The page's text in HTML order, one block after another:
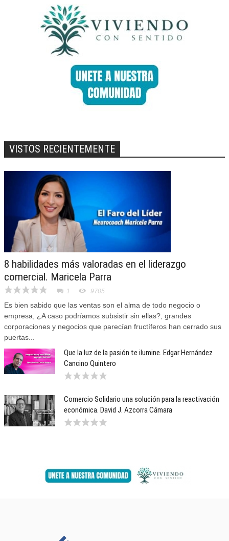
VISTOS RECIENTEMENTE
8 habilidades más valoradas en el liderazgo
comercial. Maricela Parra
1 9705
Es bien sabido que las ventas son el alma de todo negocio o
empresa, ¿A caso podríamos subsistir sin ellas?, grandes
corporaciones y negocios que parecían fructíferos han cerrado sus
puertas...
Que la luz de la pasión te ilumine. Edgar Hernández
Cancino Quintero
Comercio Solidario una solución para la reactivación
económica. David J. Azcorra Cámara